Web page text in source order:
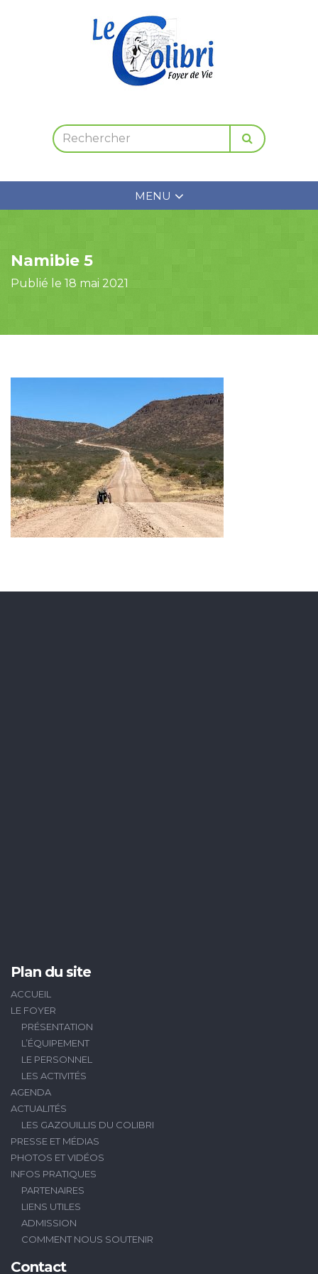
MENU
Namibie 5
Publié le 18 mai 2021
Plan du site
ACCUEIL
LE FOYER
PRÉSENTATION
L’ÉQUIPEMENT
LE PERSONNEL
LES ACTIVITÉS
AGENDA
ACTUALITÉS
LES GAZOUILLIS DU COLIBRI
PRESSE ET MÉDIAS
PHOTOS ET VIDÉOS
INFOS PRATIQUES
PARTENAIRES
LIENS UTILES
ADMISSION
COMMENT NOUS SOUTENIR
Contact